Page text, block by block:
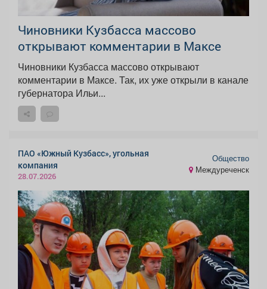
Чиновники Кузбасса массово
открывают комментарии в Максе
Чиновники Кузбасса массово открывают
комментарии в Максе. Так, их уже открыли в канале
губернатора Ильи...
ПАО «Южный Кузбасс», угольная
компания
28.07.2026
Общество
Междуреченск